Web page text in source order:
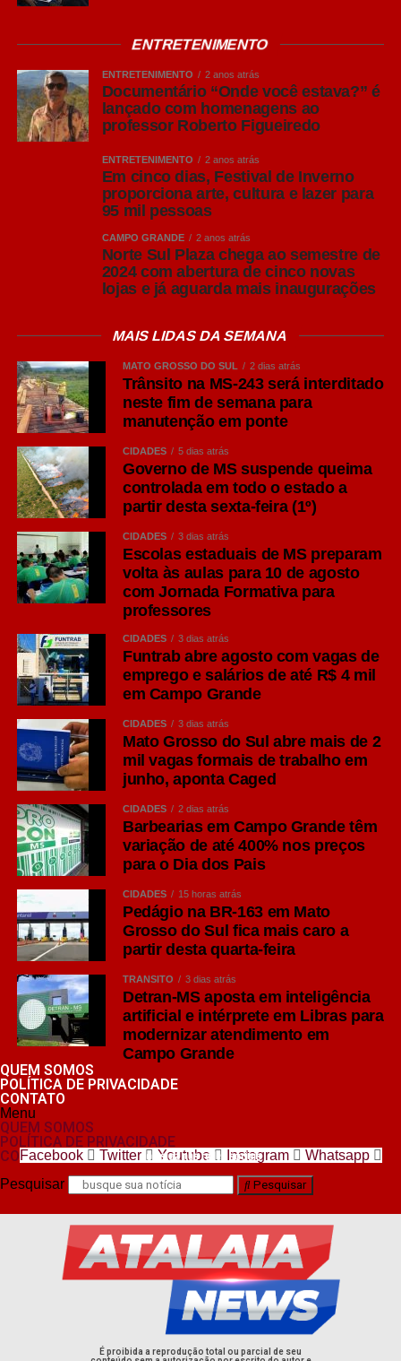
ENTRETENIMENTO
ENTRETENIMENTO 2 anos atrás
Documentário “Onde você estava?” é
lançado com homenagens ao
professor Roberto Figueiredo
ENTRETENIMENTO 2 anos atrás
Em cinco dias, Festival de Inverno
proporciona arte, cultura e lazer para
95 mil pessoas
CAMPO GRANDE 2 anos atrás
Norte Sul Plaza chega ao semestre de
2024 com abertura de cinco novas
lojas e já aguarda mais inaugurações
MAIS LIDAS DA SEMANA
MATO GROSSO DO SUL 2 dias atrás
Trânsito na MS-243 será interditado
neste fim de semana para
manutenção em ponte
CIDADES 5 dias atrás
Governo de MS suspende queima
controlada em todo o estado a
partir desta sexta-feira (1º)
CIDADES 3 dias atrás
Escolas estaduais de MS preparam
volta às aulas para 10 de agosto
com Jornada Formativa para
professores
CIDADES 3 dias atrás
Funtrab abre agosto com vagas de
emprego e salários de até R$ 4 mil
em Campo Grande
CIDADES 3 dias atrás
Mato Grosso do Sul abre mais de 2
mil vagas formais de trabalho em
junho, aponta Caged
CIDADES 2 dias atrás
Barbearias em Campo Grande têm
variação de até 400% nos preços
para o Dia dos Pais
CIDADES 15 horas atrás
Pedágio na BR-163 em Mato
Grosso do Sul fica mais caro a
partir desta quarta-feira
TRÂNSITO 3 dias atrás
Detran-MS aposta em inteligência
artificial e intérprete em Libras para
modernizar atendimento em
Campo Grande
QUEM SOMOS
POLÍTICA DE PRIVACIDADE
CONTATO
Menu
QUEM SOMOS
POLÍTICA DE PRIVACIDADE
CONTATO
nos siga nas redes sociais
Facebook Twitter Youtube Instagram
Whatsapp
Pesquisar
Pesquisar
É proibida a reprodução total ou parcial de seu